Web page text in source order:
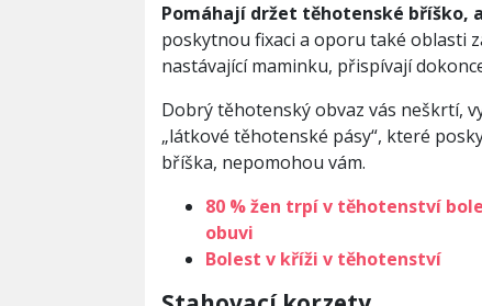
Pomáhají držet těhotenské bříško,
poskytnou fixaci a oporu také oblasti
nastávající maminku, přispívají
Dobrý těhotenský obvaz vás neškrtí,
„látkové těhotenské pásy“, které
bříška, nepomohou vám.
80 % žen trpí v těhotenství
obuvi
Bolest v kříži v těhotenství